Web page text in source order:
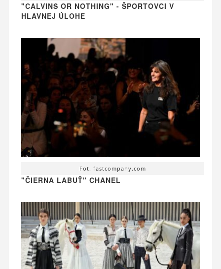
"CALVINS OR NOTHING" - ŠPORTOVCI V
HLAVNEJ ÚLOHE
Fot. fastcompany.com
"ČIERNA LABUŤ" CHANEL